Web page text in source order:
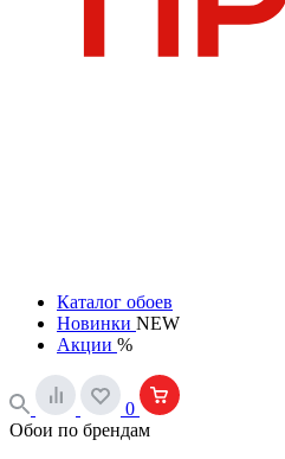
Каталог обоев
Новинки NEW
Акции %
0
Обои по брендам